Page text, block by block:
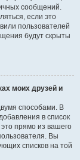
сообщений.
если это
пользователей
будут скрыты
моих друзей и
способами. В
в список
прямо из вашего
Вы
списков на той